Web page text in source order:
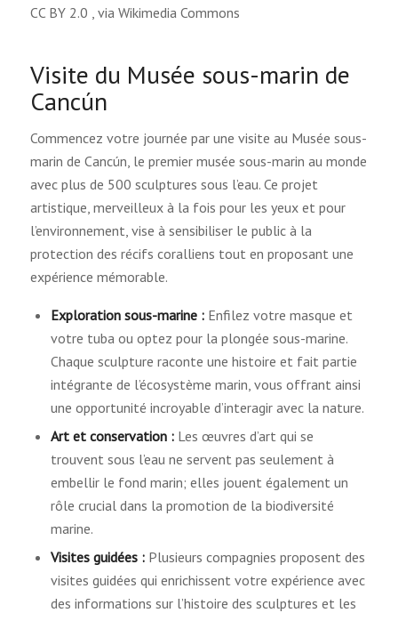
CC BY 2.0 , via Wikimedia Commons
Visite du Musée sous-marin de
Cancún
Commencez votre journée par une visite au Musée sous-
marin de Cancún, le premier musée sous-marin au monde
avec plus de 500 sculptures sous l’eau. Ce projet
artistique, merveilleux à la fois pour les yeux et pour
l’environnement, vise à sensibiliser le public à la
protection des récifs coralliens tout en proposant une
expérience mémorable.
Exploration sous-marine :Enfilez votre masque et
votre tuba ou optez pour la plongée sous-marine.
Chaque sculpture raconte une histoire et fait partie
intégrante de l’écosystème marin, vous offrant ainsi
une opportunité incroyable d’interagir avec la nature.
Art et conservation :Les œuvres d’art qui se
trouvent sous l’eau ne servent pas seulement à
embellir le fond marin; elles jouent également un
rôle crucial dans la promotion de la biodiversité
marine.
Visites guidées :Plusieurs compagnies proposent des
visites guidées qui enrichissent votre expérience avec
des informations sur l’histoire des sculptures et les